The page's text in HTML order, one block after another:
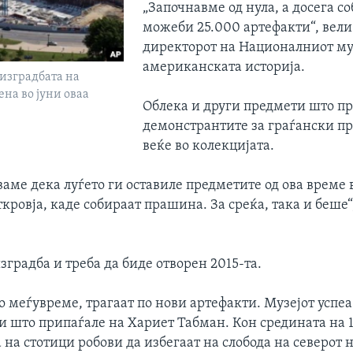
на
во јуни оваа
„Започнавме од нула, а досега
можеби 25.000 артефакти“,
директорот на Националниот
американската историја.
Облека и други предмети што
демонстрантите за граѓански
веќе во колекцијата.
дека луѓето ги оставиле предметите од ова време
каде собираат прашина. За среќа, така и
и треба да биде отворен 2015-та.
меѓувреме, трагаат по нови артефакти. Музејот
што припаѓале на Хариет Табман. Кон средината на
стотици робови да избегаат на слобода на северот